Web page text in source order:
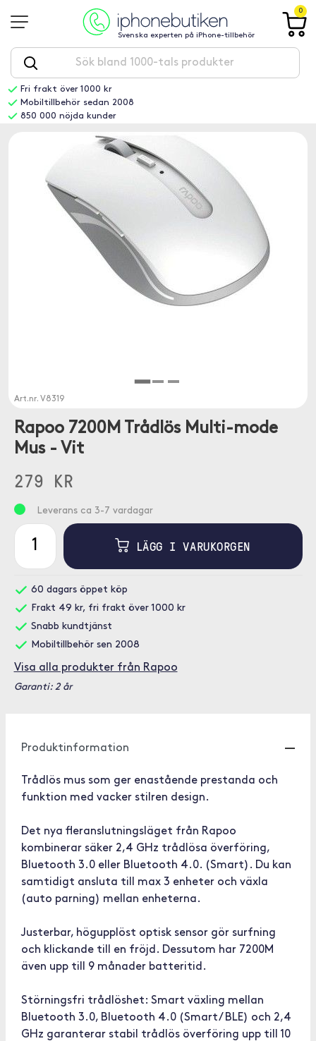
Svenska experten på iPhone-tillbehör
0
Fri frakt över 1000 kr
Mobiltillbehör sedan 2008
850 000 nöjda kunder
Art.nr. V8319
Rapoo 7200M Trådlös Multi-mode
Mus - Vit
279 KR
Leverans ca 3-7 vardagar
LÄGG I VARUKORGEN
60 dagars öppet köp
Frakt 49 kr, fri frakt över 1000 kr
Snabb kundtjänst
Mobiltillbehör sen 2008
Visa alla produkter från Rapoo
Garanti: 2 år
Produktinformation
Trådlös mus som ger enastående prestanda och
funktion med vacker stilren design.
Det nya fleranslutningsläget från Rapoo
kombinerar säker 2,4 GHz trådlösa överföring,
Bluetooth 3.0 eller Bluetooth 4.0. (Smart). Du kan
samtidigt ansluta till max 3 enheter och växla
(auto parning) mellan enheterna.
Justerbar, högupplöst optisk sensor gör surfning
och klickande till en fröjd. Dessutom har 7200M
även upp till 9 månader batteritid.
Störningsfri trådlöshet: Smart växling mellan
Bluetooth 3.0, Bluetooth 4.0 (Smart/ BLE) och 2,4
GHz garanterar stabil trådlös överföring upp till 10